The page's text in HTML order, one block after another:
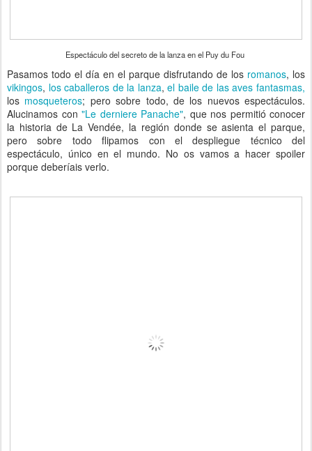
Espectáculo del secreto de la lanza en el Puy du Fou
Pasamos todo el día en el parque disfrutando de los romanos, los
vikingos, los caballeros de la lanza,el baile de las aves fantasmas,
los mosqueteros; pero sobre todo, de los nuevos espectáculos.
Alucinamos con "Le derniere Panache", que nos permitió conocer
la historia de La Vendée, la región donde se asienta el parque,
pero sobre todo flipamos con el despliegue técnico del
espectáculo, único en el mundo. No os vamos a hacer spoiler
porque deberíais verlo.